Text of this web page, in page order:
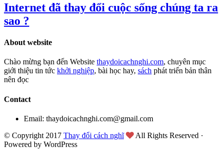
Internet đã thay đổi cuộc sống chúng ta ra
sao ?
About website
Chào mừng bạn đến Website thaydoicachnghi.com, chuyên mục
giới thiệu tin tức khởi nghiệp, bài học hay, sách phát triển bản thân
nên đọc
Contact
Email: thaydoicachnghi.com@gmail.com
© Copyright 2017 Thay đổi cách nghĩ
All Rights Reserved ·
Powered by WordPress